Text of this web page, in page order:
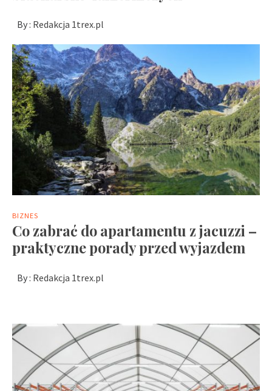
By : Redakcja 1trex.pl
BIZNES
Co zabrać do apartamentu z jacuzzi –
praktyczne porady przed wyjazdem
By : Redakcja 1trex.pl